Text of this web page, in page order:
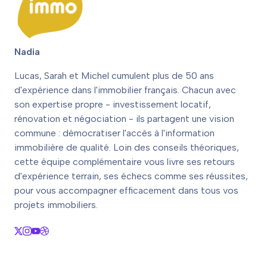
Nadia
Lucas, Sarah et Michel cumulent plus de 50 ans
d'expérience dans l'immobilier français. Chacun avec
son expertise propre - investissement locatif,
rénovation et négociation - ils partagent une vision
commune : démocratiser l'accès à l'information
immobilière de qualité. Loin des conseils théoriques,
cette équipe complémentaire vous livre ses retours
d'expérience terrain, ses échecs comme ses réussites,
pour vous accompagner efficacement dans tous vos
projets immobiliers.